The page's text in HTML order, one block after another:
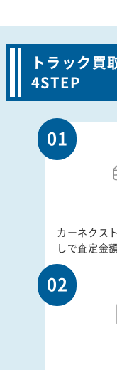
トラック買
4STEP
01
カーネクス
しで査定金
02